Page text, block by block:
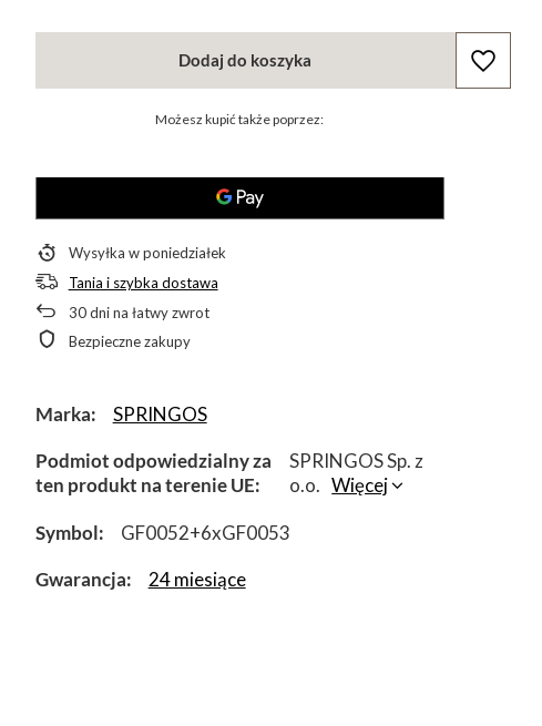
Dodaj do koszyka
Możesz kupić także poprzez:
Wysyłka w poniedziałek
Tania i szybka dostawa
30dni na łatwy zwrot
Bezpieczne zakupy
Marka
SPRINGOS
Podmiot odpowiedzialny za
ten produkt na terenie UE
SPRINGOS Sp. z
o.o. Więcej
Symbol
GF0052+6xGF0053
Gwarancja
24 miesiące